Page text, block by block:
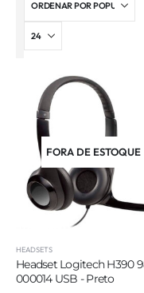
FORA DE ESTOQUE
HEADSETS
Headset Logitech H390
000014 USB - Preto